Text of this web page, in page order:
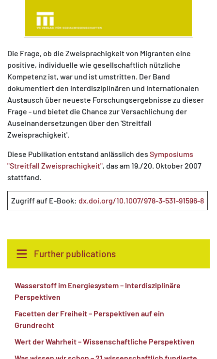
Die Frage, ob die Zweisprachigkeit von Migranten eine
positive, individuelle wie gesellschaftlich nützliche
Kompetenz ist, war und ist umstritten. Der Band
dokumentiert den interdisziplinären und internationalen
Austausch über neueste Forschungsergebnisse zu dieser
Frage - und bietet die Chance zur Versachlichung der
Auseinandersetzungen über den 'Streitfall
Zweisprachigkeit'.
Diese Publikation entstand anlässlich des Symposiums
"Streitfall Zweisprachigkeit", das am 19./20. Oktober 2007
stattfand.
Zugriff auf E-Book: dx.doi.org/10.1007/978-3-531-91596-8
Further publications
Wasserstoff im Energiesystem – Interdisziplinäre
Perspektiven
Facetten der Freiheit – Perspektiven auf ein
Grundrecht
Wert der Wahrheit – Wissenschaftliche Perspektiven